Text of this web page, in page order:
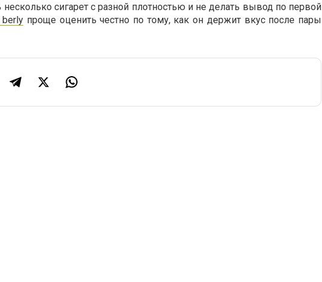
несколько сигарет с разной плотностью и не делать вывод по первой
berly проще оценить честно по тому, как он держит вкус после пары